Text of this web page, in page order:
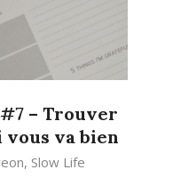
– Trouver
vous va bien
, Slow Life